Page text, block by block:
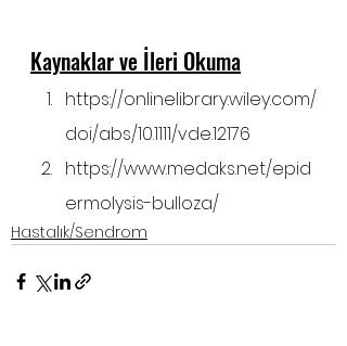
Kaynaklar ve İleri Okuma
https://onlinelibrary.wiley.com/
doi/abs/10.1111/vde.12176
https://www.medaks.net/epid
ermolysis-bulloza/
Hastalık/Sendrom